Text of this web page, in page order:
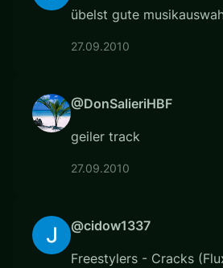
übelst gute
27.09.2010
@DonSalieriHBF
geiler track
27.09.2010
@cidow1337
Freestylers - Cracks